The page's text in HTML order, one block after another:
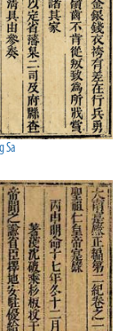
Sa